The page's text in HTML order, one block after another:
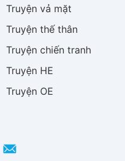
Truyện vả mặt
Truyện thế thân
Truyện chiến tranh
Truyện HE
Truyện OE